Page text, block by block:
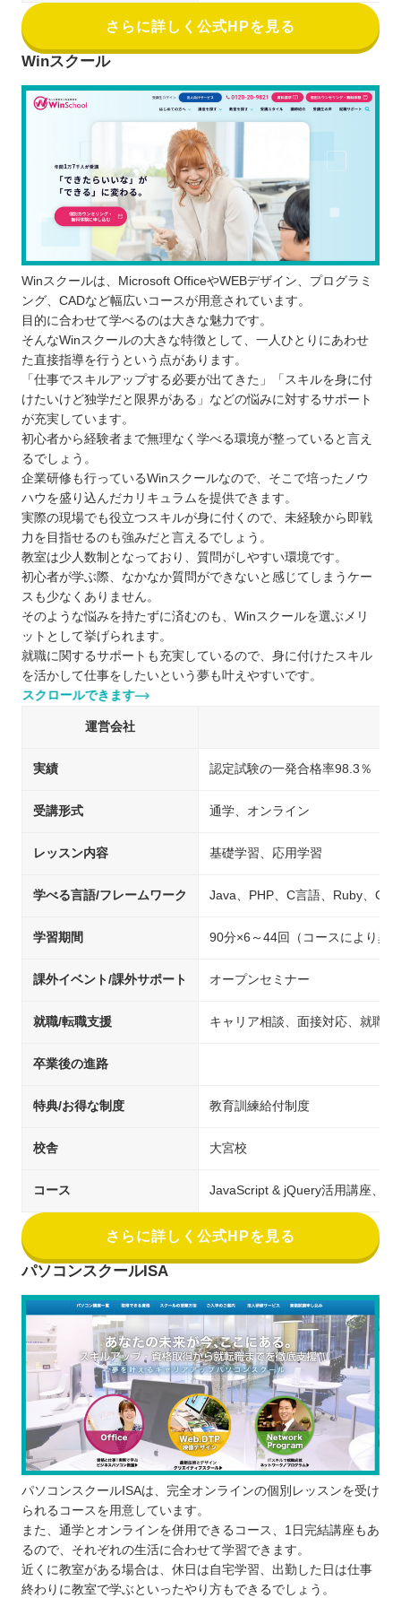
さらに詳しく公式HPを見る
Winスクール
Winスクールは、Microsoft OfficeやWEBデザイン、プログラミ
ング、CADなど幅広いコースが用意されています。
目的に合わせて学べるのは大きな魅力です。
そんなWinスクールの大きな特徴として、一人ひとりにあわせ
た直接指導を行うという点があります。
「仕事でスキルアップする必要が出てきた」「スキルを身に付
けたいけど独学だと限界がある」などの悩みに対するサポート
が充実しています。
初心者から経験者まで無理なく学べる環境が整っていると言え
るでしょう。
企業研修も行っているWinスクールなので、そこで培ったノウ
ハウを盛り込んだカリキュラムを提供できます。
実際の現場でも役立つスキルが身に付くので、未経験から即戦
力を目指せるのも強みだと言えるでしょう。
教室は少人数制となっており、質問がしやすい環境です。
初心者が学ぶ際、なかなか質問ができないと感じてしまうケー
スも少なくありません。
そのような悩みを持たずに済むのも、Winスクールを選ぶメリ
ットとして挙げられます。
就職に関するサポートも充実しているので、身に付けたスキル
を活かして仕事をしたいという夢も叶えやすいです。
スクロールできます
運営会社
実績 認定試験の一発合格率98.3％
受講形式 通学、オンライン
レッスン内容 基礎学習、応用学習
学べる言語/フレームワーク Java、PHP、C言語、Ruby、C#
学習期間 90分×6～44回（コースにより異
課外イベント/課外サポート オープンセミナー
就職/転職支援 キャリア相談、面接対応、就職先
卒業後の進路
特典/お得な制度 教育訓練給付制度
校舎 大宮校
コース JavaScript & jQuery活用講座、
さらに詳しく公式HPを見る
パソコンスクールISA
パソコンスクールISAは、完全オンラインの個別レッスンを受け
られるコースを用意しています。
また、通学とオンラインを併用できるコース、1日完結講座もあ
るので、それぞれの生活に合わせて学習できます。
近くに教室がある場合は、休日は自宅学習、出勤した日は仕事
終わりに教室で学ぶといったやり方もできるでしょう。